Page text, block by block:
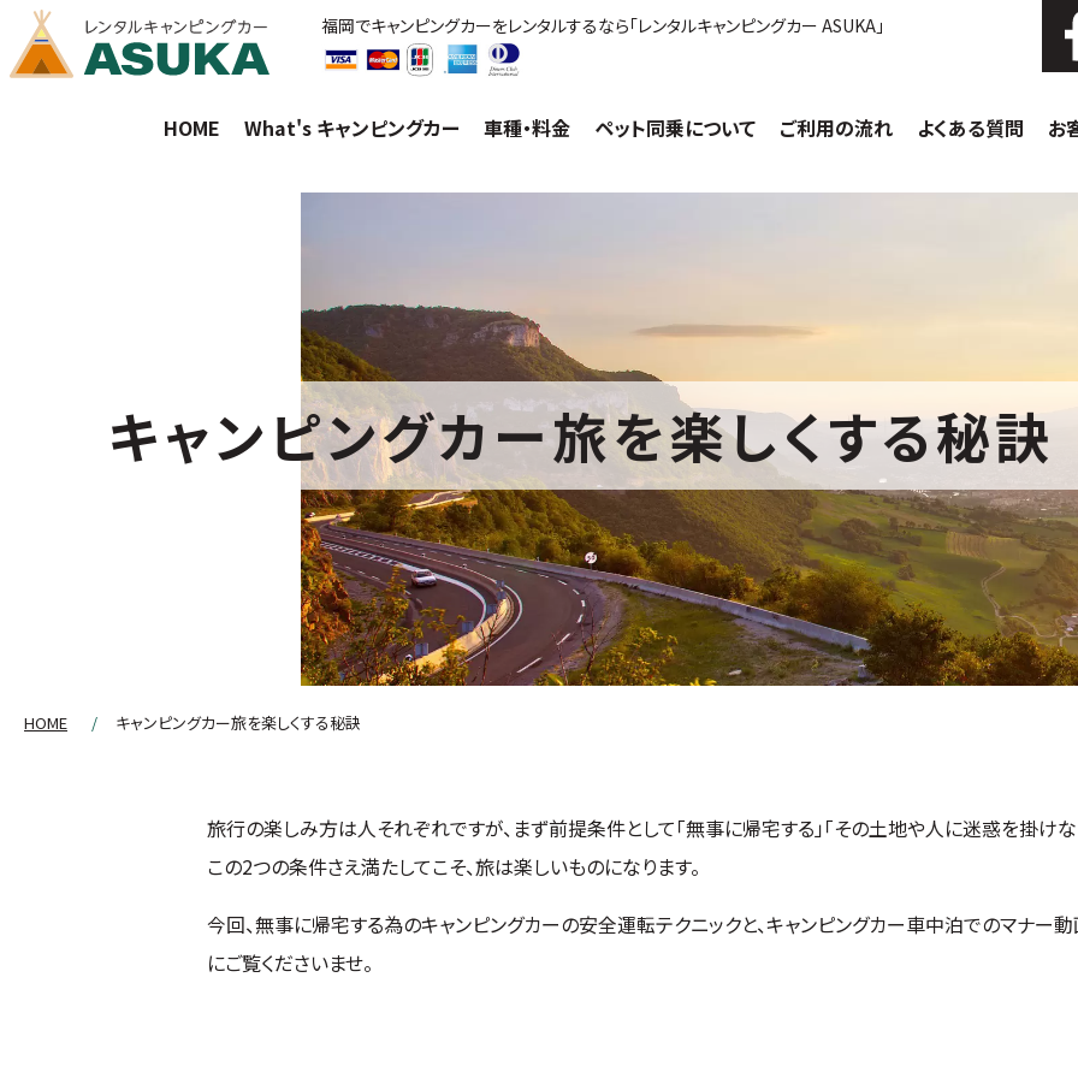
福岡でキャンピングカーをレンタルするなら「レンタルキャンピングカー ASUKA」
HOME What's キャンピングカー
キャンピングカーについて キャンピングカーの魅力
車種・料金 ペット同乗について ご利用の流れ よくある質問 お
キャンピングカー旅を楽しくする秘訣
HOME キャンピングカー旅を楽しくする秘訣
旅行の楽しみ方は人それぞれですが、まず前提条件として「無事に帰宅する」「その土地や人に迷惑を掛けな
この2つの条件さえ満たしてこそ、旅は楽しいものになります。
今回、無事に帰宅する為のキャンピングカーの安全運転テクニックと、キャンピングカー車中泊でのマナー
にご覧くださいませ。